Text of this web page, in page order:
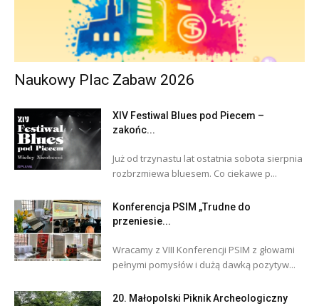
Naukowy Plac Zabaw 2026
XIV Festiwal Blues pod Piecem –
zakońc...
Już od trzynastu lat ostatnia sobota sierpnia
rozbrzmiewa bluesem. Co ciekawe p...
Konferencja PSIM „Trudne do
przeniesie...
Wracamy z VIII Konferencji PSIM z głowami
pełnymi pomysłów i dużą dawką pozytyw...
20. Małopolski Piknik Archeologiczny